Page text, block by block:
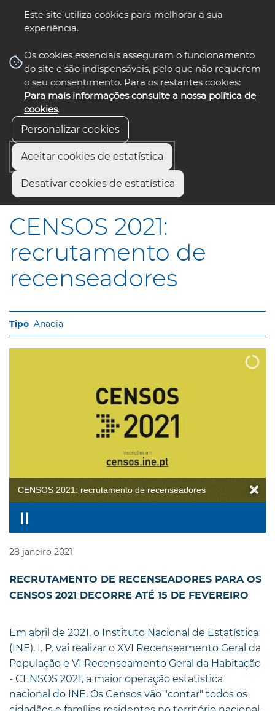
Este site utiliza cookies para melhorar a sua
experiência.
Os cookies essenciais asseguram o funcionamento
do site e são indispensáveis, pelo que não requerem
o seu consentimento. Para os restantes cookies:
Para mais informações consulte a nossa política de
cookies.
Personalizar cookies
Aceitar cookies de estatística
Desativar cookies de estatística
nos select language
Início
CENSOS 2021: recrutamento de recenseadores
CENSOS 2021:
recrutamento de
recenseadores
Anadia
CENSOS 2021: recrutamento de recenseadores
28 janeiro 2021
RECRUTAMENTO DE RECENSEADORES PARA OS
CENSOS 2021 DECORRE ATÉ 15 DE FEVEREIRO
Em abril de 2021, o Instituto Nacional de Estatística
(INE), I. P. vai realizar o XVI Recenseamento Geral da
População e VI Recenseamento Geral da Habitação
- CENSOS 2021, a maior operação estatística
nacional do INE. Os Censos vão "contar" todos os